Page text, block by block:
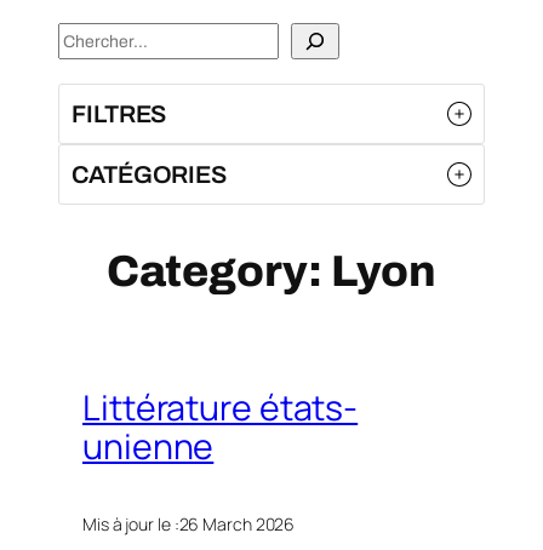
S
e
FILTRES
CATÉGORIES
Category: Lyon
Littérature états-
unienne
Mis à jour le :26 March 2026